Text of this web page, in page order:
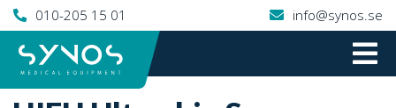
010-205 15 01 info@synos.se
Hem » HIFU » HIFU Ultraskin S